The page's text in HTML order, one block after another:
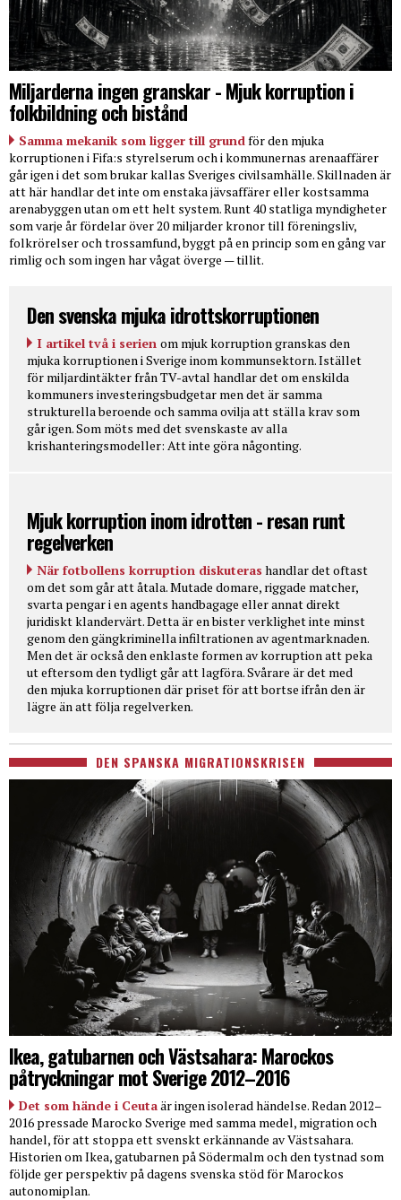
Miljarderna ingen granskar - Mjuk korruption i
folkbildning och bistånd
Samma mekanik som ligger till grundför den mjuka
korruptionen i Fifa:s styrelserum och i kommunernas arenaaffärer
går igen i det som brukar kallas Sveriges civilsamhälle. Skillnaden är
att här handlar det inte om enstaka jävsaffärer eller kostsamma
arenabyggen utan om ett helt system. Runt 40 statliga myndigheter
som varje år fördelar över 20 miljarder kronor till föreningsliv,
folkrörelser och trossamfund, byggt på en princip som en gång var
rimlig och som ingen har vågat överge — tillit.
Den svenska mjuka idrottskorruptionen
I artikel två i serien om mjuk korruption granskas den
mjuka korruptionen i Sverige inom kommunsektorn. Istället
för miljardintäkter från TV-avtal handlar det om enskilda
kommuners investeringsbudgetar men det är samma
strukturella beroende och samma ovilja att ställa krav som
går igen. Som möts med det svenskaste av alla
krishanteringsmodeller: Att inte göra någonting.
Mjuk korruption inom idrotten - resan runt
regelverken
När fotbollens korruption diskuteras handlar det oftast
om det som går att åtala. Mutade domare, riggade matcher,
svarta pengar i en agents handbagage eller annat direkt
juridiskt klandervärt. Detta är en bister verklighet inte minst
genom den gängkriminella infiltrationen av agentmarknaden.
Men det är också den enklaste formen av korruption att peka
ut eftersom den tydligt går att lagföra. Svårare är det med
den mjuka korruptionen där priset för att bortse ifrån den är
lägre än att följa regelverken.
DEN SPANSKA MIGRATIONSKRISEN
Ikea, gatubarnen och Västsahara: Marockos
påtryckningar mot Sverige 2012–2016
Det som hände i Ceutaär ingen isolerad händelse. Redan 2012–
2016 pressade Marocko Sverige med samma medel, migration och
handel, för att stoppa ett svenskt erkännande av Västsahara.
Historien om Ikea, gatubarnen på Södermalm och den tystnad som
följde ger perspektiv på dagens svenska stöd för Marockos
autonomiplan.